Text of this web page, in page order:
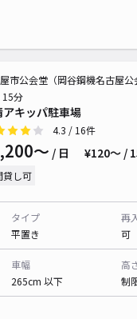
アキッパ駐車場
市公会堂（岡谷鋼機名古屋公
15分
4.3 / 16件
〜 / 日 ¥120〜 /
貸し可
タイプ
平置き
再
可
車幅
265cm 以下
高
制